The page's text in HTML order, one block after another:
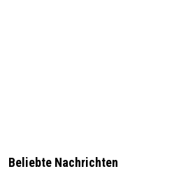
Beliebte Nachrichten